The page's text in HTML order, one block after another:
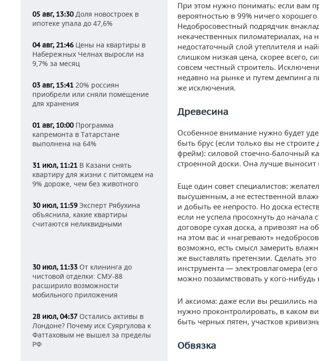
05 авг, 13:30Доля новостроек в
ипотеке упала до 47,6%
04 авг, 21:46 Цены на квартиры в
Набережных Челнах выросли на
9,7% за месяц
03 авг, 15:41 20% россиян
приобрели или сняли помещение
для хранения
01 авг, 10:00Программа
капремонта в Татарстане
выполнена на 64%
31 июл, 11:21 В Казани снять
квартиру для жизни с питомцем на
9% дороже, чем без животного
30 июл, 11:59 Эксперт Рябухина
объяснила, какие квартиры
считаются неликвидными
30 июл, 11:33 От клининга до
чистовой отделки: СМУ-88
расширило возможности
мобильного приложения
28 июл, 04:37 Остались активы в
Лондоне? Почему иск Суяргулова к
Фаттаховым не вышел за пределы
РФ
При этом нужно понимать: если вам
вероятностью в 99% ничего хорошего
Недобросовестный подрядчик
некачественных пиломатериалах, на
недостаточный слой утеплителя и
слишком низкая цена, скорее всего,
совсем честный строитель.
недавно на рынке и путем демпинга
же исключения.
Древесина
Особенное внимание нужно будет
быть брус (если только вы не
фрейм): силовой стоечно-балочный
строенной доски. Она лучше выносит
Еще один совет специалистов:
высушенным, а не естественной
и добыть ее непросто. Но доска
если не успела просохнуть до начала
договоре сухая доска, а привозят на
на этом вас и «нагревают»
возможно, есть смысл замерить
же выставлять претензии. Сделать
инструмента — электровлагомера
можно позаимствовать у кого-нибудь
И аксиома: даже если вы решились на
нужно проконтролировать, в каком
быть черных пятен, участков
Обвязка